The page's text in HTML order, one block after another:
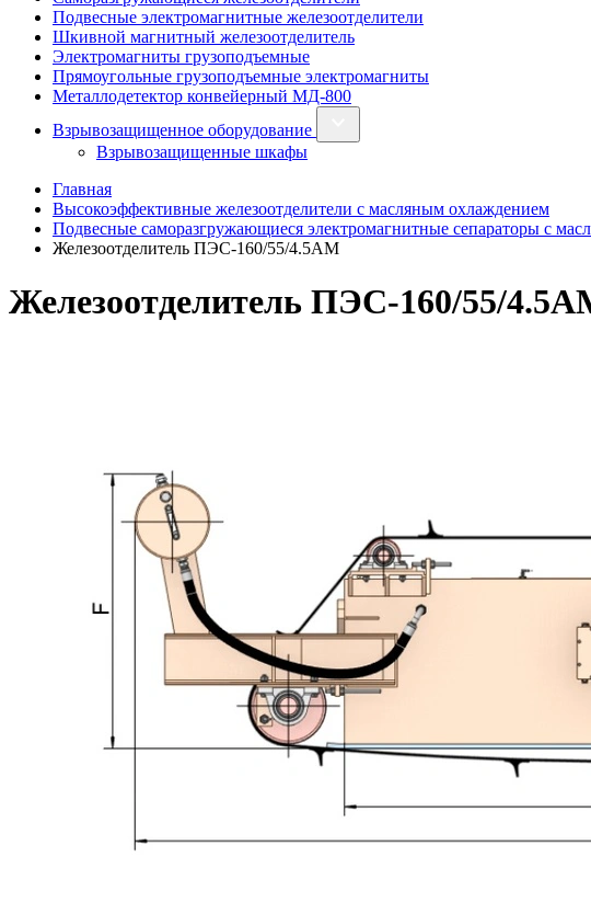
Подвесные электромагнитные железоотделители
Шкивной магнитный железоотделитель
Электромагниты грузоподъемные
Прямоугольные грузоподъемные электромагниты
Металлодетектор конвейерный МД-800
Взрывозащищенное оборудование
Взрывозащищенные шкафы
Главная
Высокоэффективные железоотделители с масляным охлаждением
Подвесные саморазгружающиеся электромагнитные сепараторы с
Железоотделитель ПЭС-160/55/4.5АМ
Железоотделитель ПЭС-160/55/